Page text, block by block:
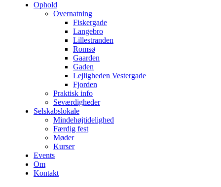
Ophold
Overnatning
Fiskergade
Langebro
Lillestranden
Romsø
Gaarden
Gaden
Lejligheden Vestergade
Fjorden
Praktisk info
Seværdigheder
Selskabslokale
Mindehøjtidelighed
Færdig fest
Møder
Kurser
Events
Om
Kontakt